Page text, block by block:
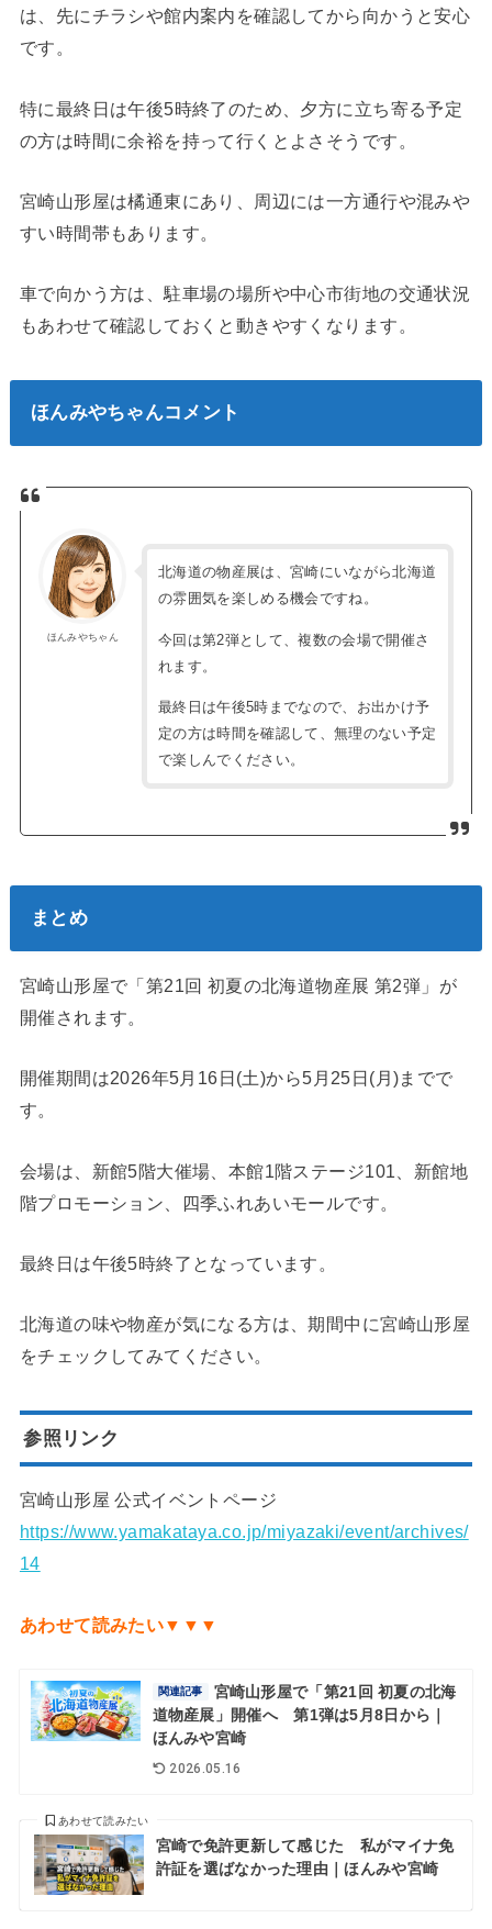
は、先にチラシや館内案内を確認してから向かうと安心
です。
特に最終日は午後5時終了のため、夕方に立ち寄る予定
の方は時間に余裕を持って行くとよさそうです。
宮崎山形屋は橘通東にあり、周辺には一方通行や混みや
すい時間帯もあります。
車で向かう方は、駐車場の場所や中心市街地の交通状況
もあわせて確認しておくと動きやすくなります。
ほんみやちゃんコメント
ほんみやちゃん
北海道の物産展は、宮崎にいながら北海道
の雰囲気を楽しめる機会ですね。
今回は第2弾として、複数の会場で開催さ
れます。
最終日は午後5時までなので、お出かけ予
定の方は時間を確認して、無理のない予定
で楽しんでください。
まとめ
宮崎山形屋で「第21回 初夏の北海道物産展 第2弾」が
開催されます。
開催期間は2026年5月16日(土)から5月25日(月)までで
す。
会場は、新館5階大催場、本館1階ステージ101、新館地
階プロモーション、四季ふれあいモールです。
最終日は午後5時終了となっています。
北海道の味や物産が気になる方は、期間中に宮崎山形屋
をチェックしてみてください。
参照リンク
宮崎山形屋 公式イベントページ
https://www.yamakataya.co.jp/miyazaki/event/archives/
14
あわせて読みたい▼▼▼
関連記事
宮崎山形屋で「第21回 初夏の北海
道物産展」開催へ 第1弾は5月8日から｜
ほんみや宮崎
2026.05.16
宮崎で免許更新して感じた 私がマイナ免
許証を選ばなかった理由｜ほんみや宮崎
あわせて読みたい